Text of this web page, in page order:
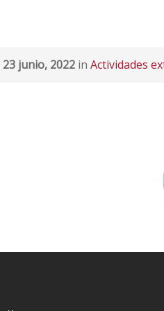
23 junio, 2022 in Actividades